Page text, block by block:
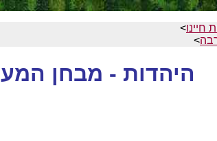
חיינו>
>
היהדות - מבחן